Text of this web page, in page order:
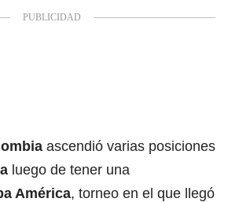
ascendió varias posiciones
luego de tener una
América, torneo en el que llegó